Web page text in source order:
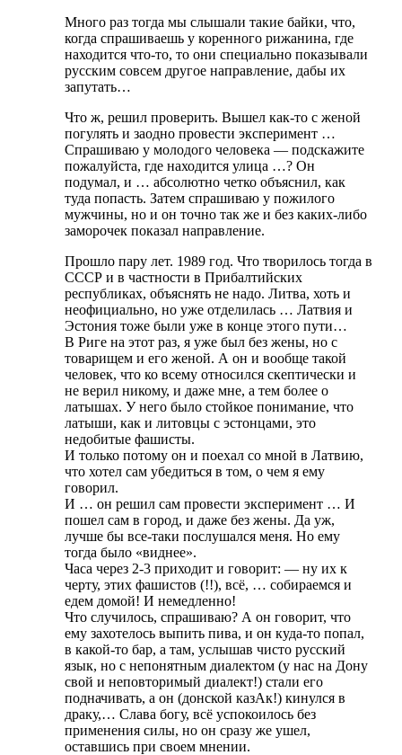
Много раз тогда мы слышали такие байки, что,
когда спрашиваешь у коренного рижанина, где
находится что-то, то они специально показывали
русским совсем другое направление, дабы их
запутать…
Что ж, решил проверить. Вышел как-то с женой
погулять и заодно провести эксперимент …
Спрашиваю у молодого человека — подскажите
пожалуйста, где находится улица …? Он
подумал, и … абсолютно четко объяснил, как
туда попасть. Затем спрашиваю у пожилого
мужчины, но и он точно так же и без каких-либо
заморочек показал направление.
Прошло пару лет. 1989 год. Что творилось тогда в
СССР и в частности в Прибалтийских
республиках, объяснять не надо. Литва, хоть и
неофициально, но уже отделилась … Латвия и
Эстония тоже были уже в конце этого пути…
В Риге на этот раз, я уже был без жены, но с
товарищем и его женой. А он и вообще такой
человек, что ко всему относился скептически и
не верил никому, и даже мне, а тем более о
латышах. У него было стойкое понимание, что
латыши, как и литовцы с эстонцами, это
недобитые фашисты.
И только потому он и поехал со мной в Латвию,
что хотел сам убедиться в том, о чем я ему
говорил.
И … он решил сам провести эксперимент … И
пошел сам в город, и даже без жены. Да уж,
лучше бы все-таки послушался меня. Но ему
тогда было «виднее».
Часа через 2-3 приходит и говорит: — ну их к
черту, этих фашистов (!!), всё, … собираемся и
едем домой! И немедленно!
Что случилось, спрашиваю? А он говорит, что
ему захотелось выпить пива, и он куда-то попал,
в какой-то бар, а там, услышав чисто русский
язык, но с непонятным диалектом (у нас на Дону
свой и неповторимый диалект!) стали его
подначивать, а он (донской казАк!) кинулся в
драку,… Слава богу, всё успокоилось без
применения силы, но он сразу же ушел,
оставшись при своем мнении.